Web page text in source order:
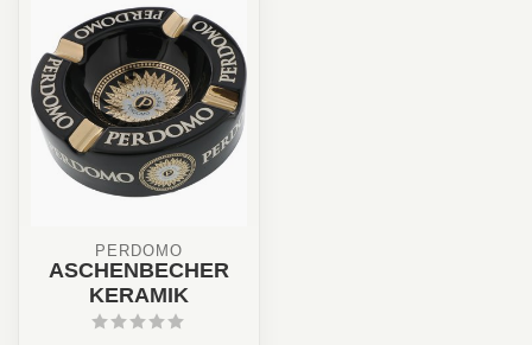
PERDOMO
ASCHENBECHER
KERAMIK